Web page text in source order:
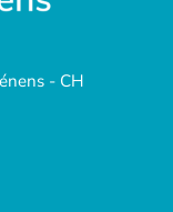
- CH